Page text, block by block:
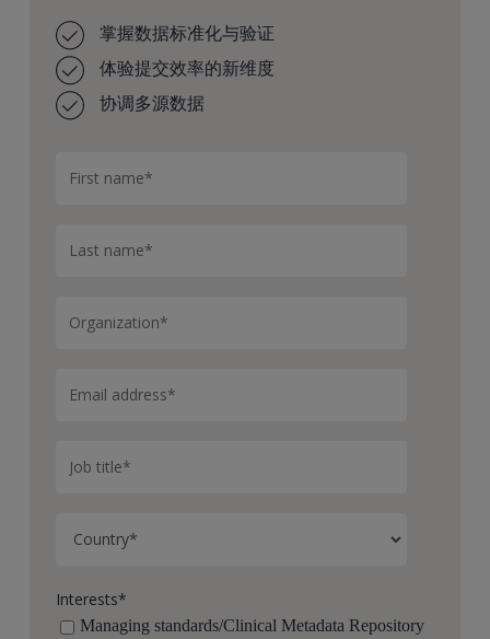
掌握数据标准化与验证
体验提交效率的新维度
协调多源数据
Interests*
Managing standards/Clinical Metadata Repository